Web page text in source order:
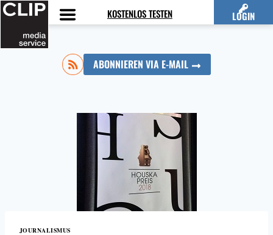
Zum
Inhalt
springen
KOSTENLOS TESTEN LOGIN
ABONNIEREN VIA E-MAIL
JOURNALISMUS